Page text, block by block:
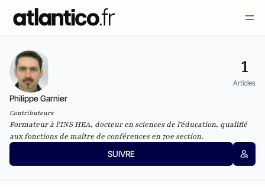
1
Articles
Philippe Garnier
Contributeurs
Formateur à l'INS HEA, docteur en sciences de l'éducation, qualifié
aux fonctions de maître de conférences en 70e section.
SUIVRE